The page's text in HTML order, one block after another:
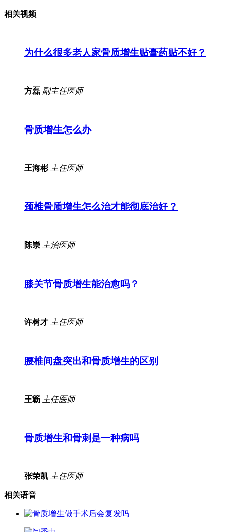
相关视频
为什么很多老人家骨质增生贴膏药贴不好？
方磊 副主任医师
骨质增生怎么办
王海彬 主任医师
颈椎骨质增生怎么治才能彻底治好？
陈崇 主治医师
膝关节骨质增生能治愈吗？
许树才 主任医师
腰椎间盘突出和骨质增生的区别
王簕 主任医师
骨质增生和骨刺是一种病吗
张荣凯 主任医师
相关语音